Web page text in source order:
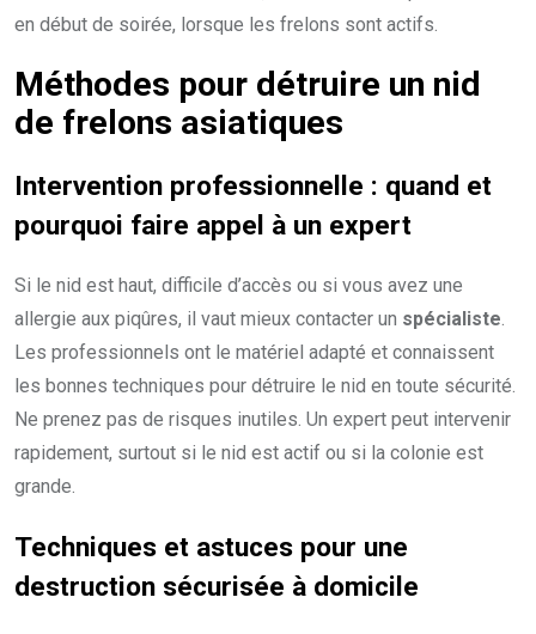
en début de soirée, lorsque les frelons sont actifs.
Méthodes pour détruire un nid
de frelons asiatiques
Intervention professionnelle : quand et
pourquoi faire appel à un expert
Si le nid est haut, difficile d’accès ou si vous avez une
allergie aux piqûres, il vaut mieux contacter un spécialiste.
Les professionnels ont le matériel adapté et connaissent
les bonnes techniques pour détruire le nid en toute sécurité.
Ne prenez pas de risques inutiles. Un expert peut intervenir
rapidement, surtout si le nid est actif ou si la colonie est
grande.
Techniques et astuces pour une
destruction sécurisée à domicile